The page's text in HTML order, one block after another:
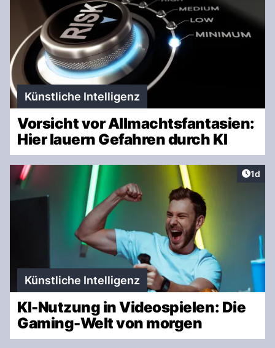
Künstliche Intelligenz
Vorsicht vor Allmachtsfantasien:
Hier lauern Gefahren durch KI
1d
Künstliche Intelligenz
KI-Nutzung in Videospielen: Die
Gaming-Welt von morgen